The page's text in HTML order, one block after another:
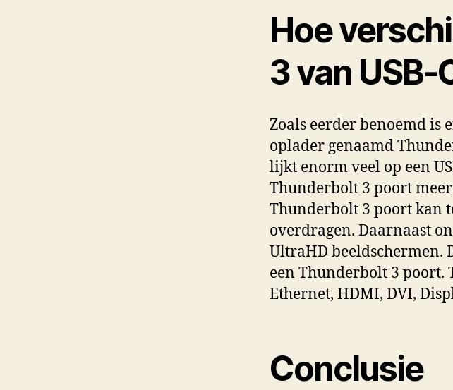
Hoe
3 van USB-
Zoals eerder benoemd is
oplader genaamd
lijkt enorm veel op een
Thunderbolt 3 poort meer
Thunderbolt 3 poort kan
overdragen. Daarnaast
UltraHD beeldschermen.
een Thunderbolt 3 poort.
Ethernet, HDMI, DVI,
Conclusie